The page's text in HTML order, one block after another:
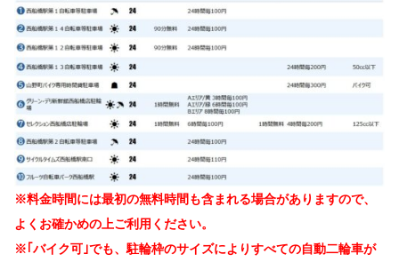
※料金時間には最初の無料時間も含まれる場合がありますので、
よくお確かめの上ご利用ください。
※｢バイク可｣でも、駐輪枠のサイズによりすべての自動二輪車が